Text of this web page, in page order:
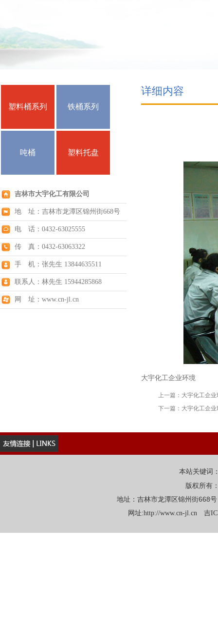
塑料桶系列 铁桶系列
吨桶 塑料托盘
吉林市大宇化工有限公司
地 址：吉林市龙潭区锦州街668号
电 话：0432-63025555
传 真：0432-63063322
手 机：张先生 13844635511
联系人：林先生 15944285868
网 址：www.cn-jl.cn
详细内容
大宇化工企业环境
上一篇： 大宇化工企
下一篇： 大宇化工企
本站关键词
版权所有
地址：吉林市龙潭区锦州街
网址:http://www.cn-jl.cn 吉